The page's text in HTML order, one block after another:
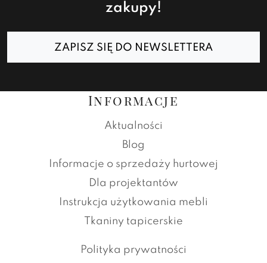
zakupy!
ZAPISZ SIĘ DO NEWSLETTERA
Informacje
Aktualności
Blog
Informacje o sprzedaży hurtowej
Dla projektantów
Instrukcja użytkowania mebli
Tkaniny tapicerskie
Polityka prywatności